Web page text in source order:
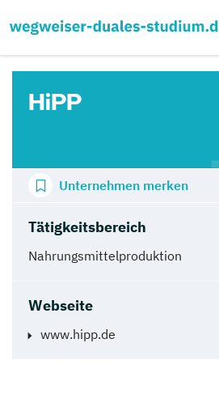
HiPP
Tätigkeitsbereich
Nahrungsmittelproduktion
Webseite
www.hipp.de
Unternehmen merken